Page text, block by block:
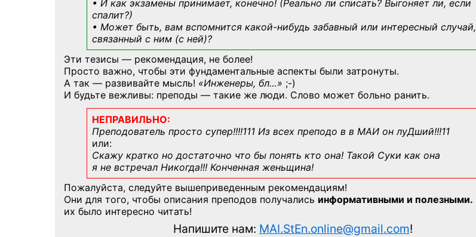
• И как экзамены принимает, конечно! (Реально ли списать? Выгоняет ли, если
спалит?)
• Может быть, вам вспомнится какой-нибудь забавный или интересный случай,
связанный с ним (с ней)?
Эти тезисы — рекомендация, не более!
Просто важно, чтобы эти фундаментальные аспекты были затронуты.
А так — развивайте мысль! «Инженеры, бл…» ;-)
И будьте вежливы: преподы — такие же люди. Слово может больно ранить.
НЕПРАВИЛЬНО:
Преподователь просто супер!!!!111 Из всех преподо в в МАИ он луДший!!!11
или:
Скажу кратко но достаточно что бы понять кто она! Такой Суки как она
я не встречал Никогда!!! Конченная женьщина!
Пожалуйста, следуйте вышеприведенным рекомендациям!
Они для того, чтобы описания преподов получались информативными и полезными.
их было интересно читать!
Напишите нам: MAI.StEn.online@gmail.com!